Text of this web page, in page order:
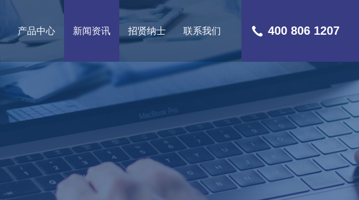
产品中心 新闻资讯 招贤纳士 联系我们 400 806 1207